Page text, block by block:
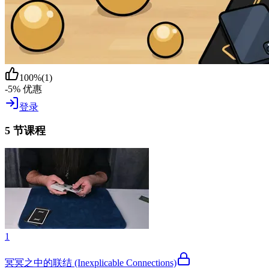
100%(1)
-5% 优惠
登录
5 节课程
1
冥冥之中的联结 (Inexplicable Connections)